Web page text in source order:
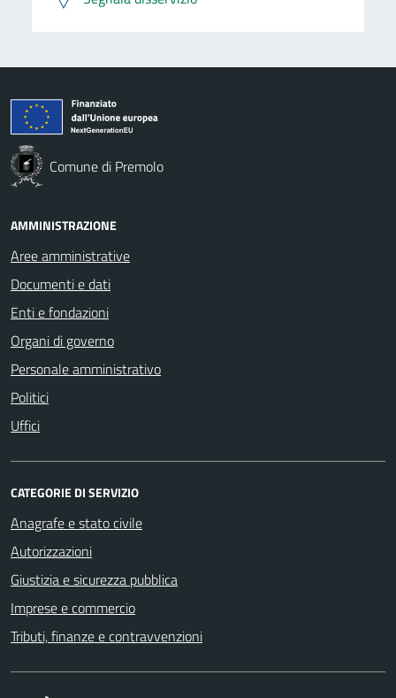
Comune di Premolo
AMMINISTRAZIONE
Aree amministrative
Documenti e dati
Enti e fondazioni
Organi di governo
Personale amministrativo
Politici
Uffici
CATEGORIE DI SERVIZIO
Anagrafe e stato civile
Autorizzazioni
Giustizia e sicurezza pubblica
Imprese e commercio
Tributi, finanze e contravvenzioni